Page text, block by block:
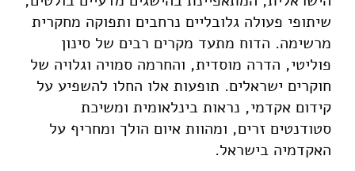
שיתופי פעולה גלובליים נרחבים ותפוקה מחקרית
מרשימה. הדוח מתעד מקרים רבים של סינון
פוליטי, הדרה מוסדית, והחרמה סמויה וגלויה של
חוקרים ישראלים. תופעות אלו החלו להשפיע על
קידום אקדמי, נראות בינלאומית ומשיכת
סטודנטים זרים, ומהוות איום הולך ומחריף על
האקדמיה בישראל.